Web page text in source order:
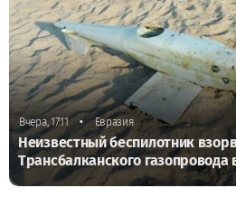
Вчера, 17:11 • Евразия
Неизвестный беспилотник
Трансбалканского газопровода